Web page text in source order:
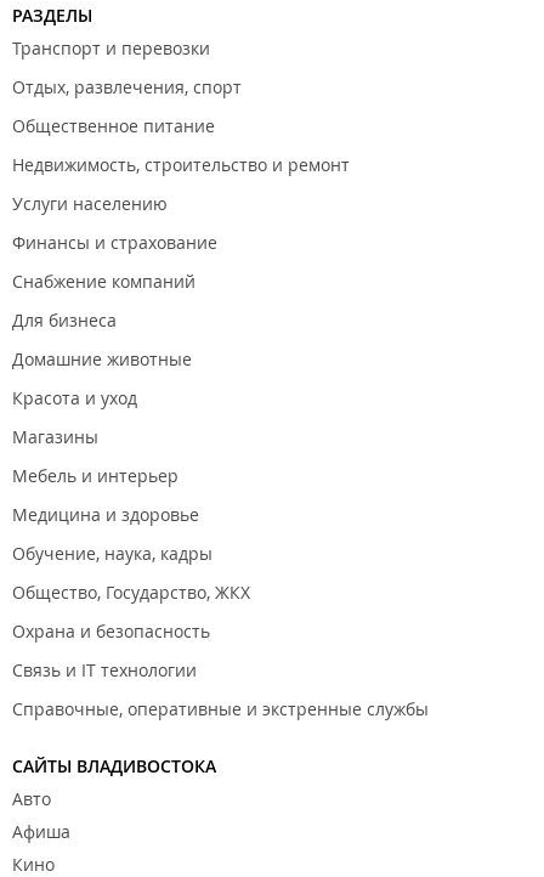
РАЗДЕЛЫ
Транспорт и перевозки
Отдых, развлечения, спорт
Общественное питание
Недвижимость, строительство и ремонт
Услуги населению
Финансы и страхование
Снабжение компаний
Для бизнеса
Домашние животные
Красота и уход
Магазины
Мебель и интерьер
Медицина и здоровье
Обучение, наука, кадры
Общество, Государство, ЖКХ
Охрана и безопасность
Связь и IT технологии
Справочные, оперативные и экстренные службы
САЙТЫ ВЛАДИВОСТОКА
Авто
Афиша
Кино